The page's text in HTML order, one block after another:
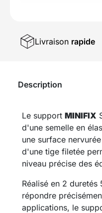
Livraison rapide
Description
Le support MINIFIX
d'une semelle en
une surface
d'une tige filetée
niveau précise des
Réalisé en 2
répondre
applications, le